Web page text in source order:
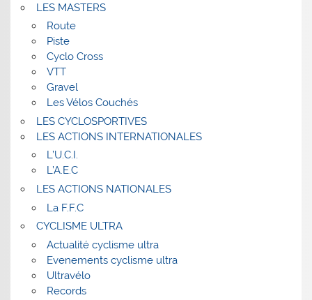
LES MASTERS
Route
Piste
Cyclo Cross
VTT
Gravel
Les Vélos Couchés
LES CYCLOSPORTIVES
LES ACTIONS INTERNATIONALES
L’U.C.I.
L’A.E.C
LES ACTIONS NATIONALES
La F.F.C
CYCLISME ULTRA
Actualité cyclisme ultra
Evenements cyclisme ultra
Ultravélo
Records